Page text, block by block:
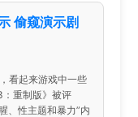
偷窥演示剧
看起来游戏中一些
重制版》被评
、性主题和暴力”内